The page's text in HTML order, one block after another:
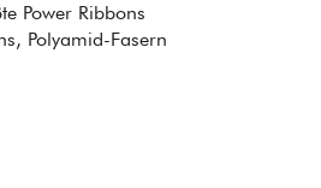
Power Ribbons
Polyamid-Fasern